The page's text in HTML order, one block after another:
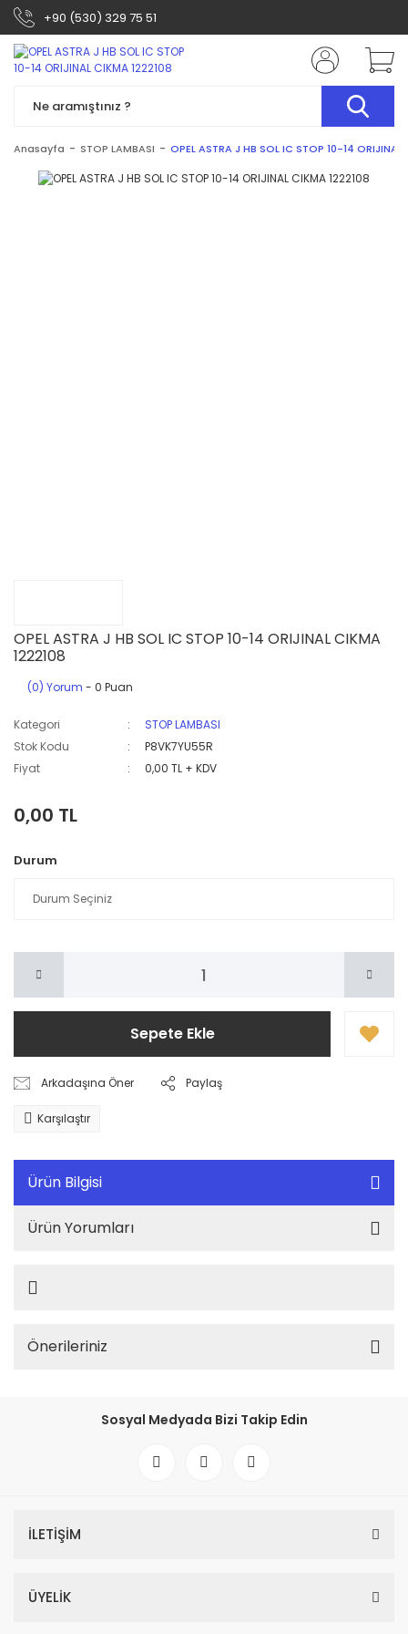
+90 (530) 329 75 51
Anasayfa STOP LAMBASI OPEL ASTRA J HB SOL IC STOP 10-14 ORIJINAL
OPEL ASTRA J HB SOL IC STOP 10-14 ORIJINAL CIKMA
1222108
(0) Yorum - 0 Puan
Kategori
STOP LAMBASI
Stok Kodu
P8VK7YU55R
Fiyat
0,00 TL + KDV
0,00 TL
Durum
Sepete Ekle
Arkadaşına Öner Paylaş
Karşılaştır
Ürün Bilgisi
Ürün Yorumları
Önerileriniz
Sosyal Medyada Bizi Takip Edin
İLETİŞİM
ÜYELİK